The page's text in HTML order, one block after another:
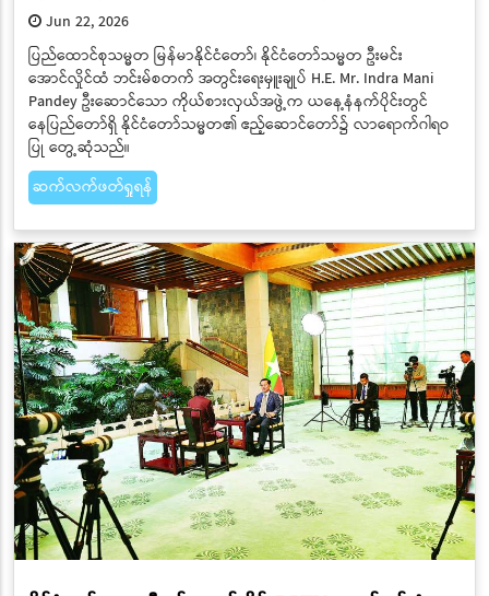
Jun 22, 2026
ပြည်ထောင်စုသမ္မတ မြန်မာနိုင်ငံတော်၊ နိုင်ငံတော်သမ္မတ ဦးမင်း
အောင်လှိုင်ထံ ဘင်းမ်စတက် အတွင်းရေးမှူးချုပ် H.E. Mr. Indra Mani
Pandey ဦးဆောင်သော ကိုယ်စားလှယ်အဖွဲ့က ယနေ့နံနက်ပိုင်းတွင်
နေပြည်တော်ရှိ နိုင်ငံတော်သမ္မတ၏ ဧည့်ဆောင်တော်၌ လာရောက်ဂါရဝ
ပြု တွေ့ဆုံသည်။
ဆက်လက်ဖတ်ရှုရန်